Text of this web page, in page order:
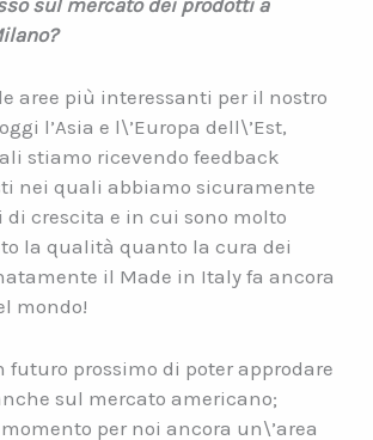
aree più interessanti per il nostro
l’Asia e l\’Europa dell\’Est,
stiamo ricevendo feedback
nei quali abbiamo sicuramente
crescita e in cui sono molto
la qualità quanto la cura dei
il Made in Italy fa ancora
mondo!
futuro prossimo di poter approdare
sul mercato americano;
per noi ancora un\’area